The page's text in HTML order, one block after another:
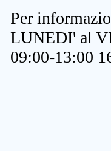
Per
LUNEDI' al
09:00-13:00